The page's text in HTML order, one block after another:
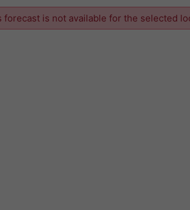
forecast is not available for the selected